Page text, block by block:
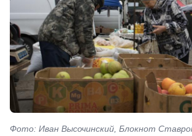
Фото: Иван Высочинский, Блокнот